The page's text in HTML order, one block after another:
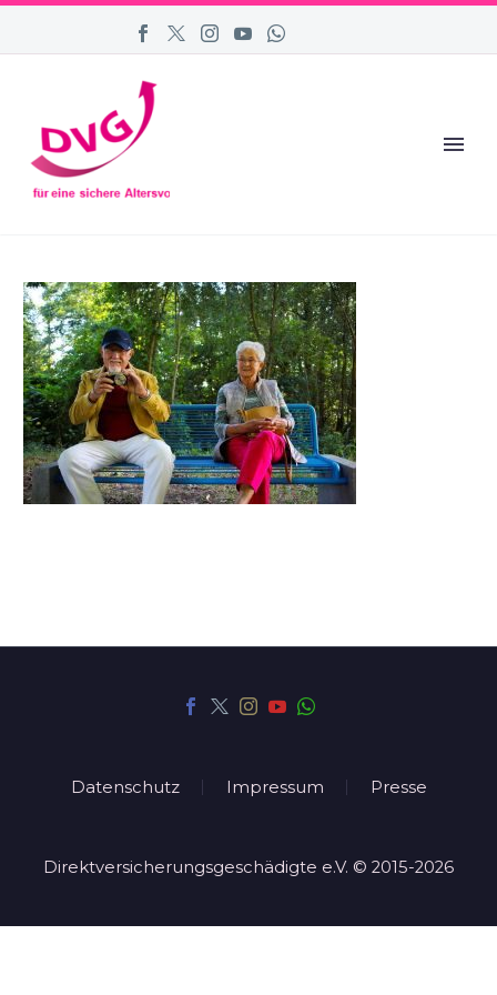
Datenschutz Impressum Presse
Direktversicherungsgeschädigte e.V. © 2015-2026